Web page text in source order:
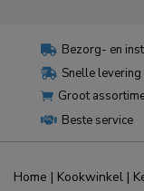
 Bezorg- en
 Snelle levering
 Groot
 Beste service
Home | Kookwinkel |